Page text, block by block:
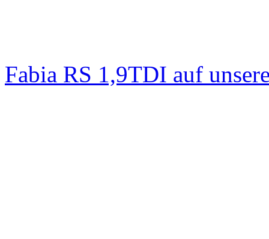
Fabia RS 1,9TDI auf